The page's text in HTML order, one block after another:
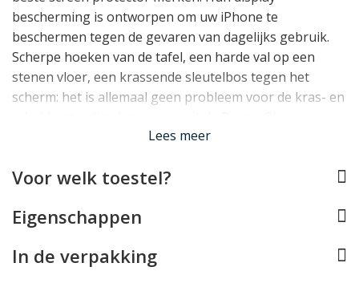
bescherming is ontworpen om uw iPhone te
beschermen tegen de gevaren van dagelijks gebruik.
Scherpe hoeken van de tafel, een harde val op een
stenen vloer, een krassende sleutelbos tegen het
scherm: het is allemaal geen probleem voor de kras- en
screenprotectors worden opgebouwd.
Eenvoudig plaatsen met EasyAligner
uw iPhone 16 Pro Max is dankzij de meegeleverde
heel eenvoudig. Eenmaal aangebracht zit de protector
Lees meer
Voor welk toestel?
Eigenschappen
In de verpakking